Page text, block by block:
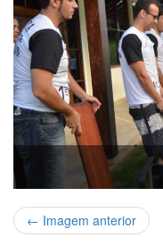
← Imagem anterior